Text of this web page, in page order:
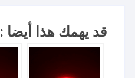
قد يهمك هذا أيضا :